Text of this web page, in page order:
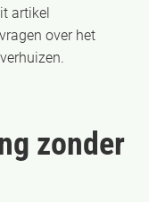
artikel
over het
zonder